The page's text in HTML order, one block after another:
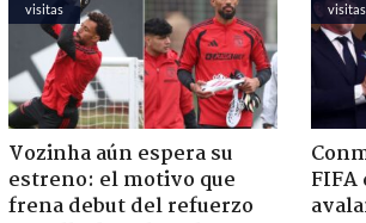
visitas
Vozinha aún espera su
estreno: el motivo que
frena debut del refuerzo
visitas